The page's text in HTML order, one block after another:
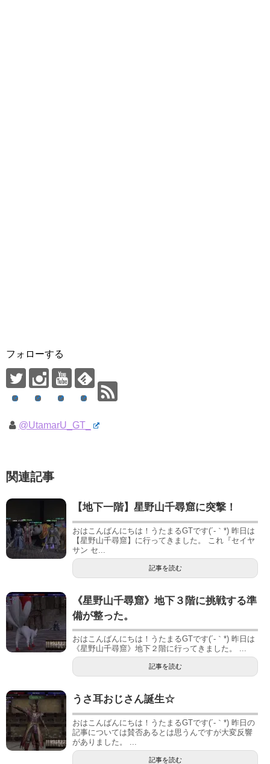
フォローする
@UtamarU_GT_
関連記事
【地下一階】星野山千尋窟に突撃！
おはこんばんにちは！うたまるGTです(´-｀*) 昨日は
【星野山千尋窟】に行ってきました。 これ『セイヤ
サン セ...
記事を読む
《星野山千尋窟》地下３階に挑戦する準
備が整った。
おはこんばんにちは！うたまるGTです(´-｀*) 昨日は
《星野山千尋窟》地下２階に行ってきました。 ...
記事を読む
うさ耳おじさん誕生☆
おはこんばんにちは！うたまるGTです(´-｀*) 昨日の
記事については賛否あるとは思うんですが大変反響
がありました。 ...
記事を読む